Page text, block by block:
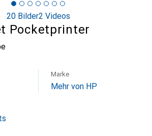
20 Bilder2 Videos
Pocketprinter
Marke
Mehr von HP